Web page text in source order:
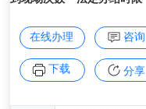
在线办理 咨询
下载 分享